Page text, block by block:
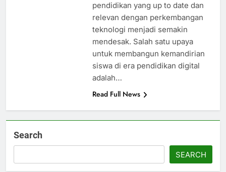
pendidikan yang up to date dan
relevan dengan perkembangan
teknologi menjadi semakin
mendesak. Salah satu upaya
untuk membangun kemandirian
siswa di era pendidikan digital
adalah…
Read Full News
Search
SEARCH